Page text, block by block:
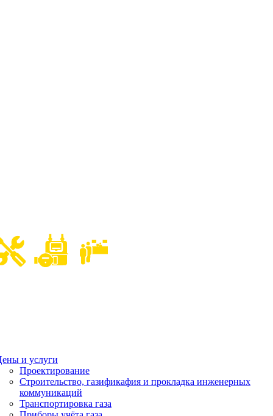
и услуги
Проектирование
Строительство, газификафия и прокладка инженерных
коммуникаций
Транспортировка газа